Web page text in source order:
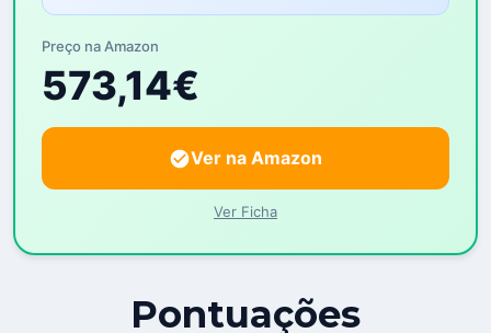
Preço na Amazon
573,14€
Ver na Amazon
Ver Ficha
Pontuações